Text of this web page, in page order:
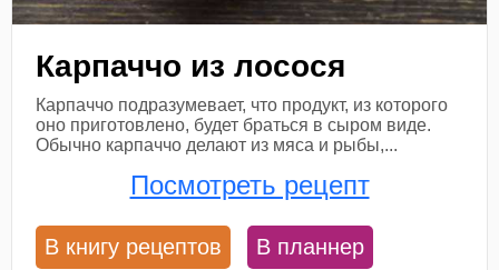
Карпаччо из лосося
Карпаччо подразумевает, что продукт, из которого
оно приготовлено, будет браться в сыром виде.
Обычно карпаччо делают из мяса и рыбы,...
Посмотреть рецепт
В книгу рецептов В планнер